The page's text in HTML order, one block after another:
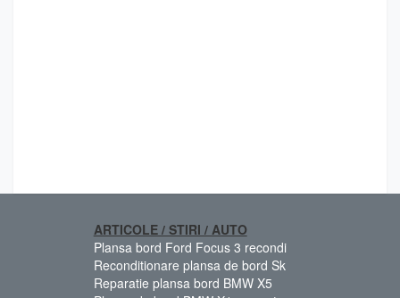
ARTICOLE / STIRI / AUTO
Plansa bord Ford Focus 3 recondi
Reconditionare plansa de bord Sk
Reparatie plansa bord BMW X5